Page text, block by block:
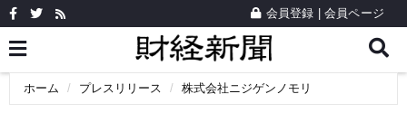
会員登録 会員ページ
ホーム プレスリリース 株式会社ニジゲンノモリ